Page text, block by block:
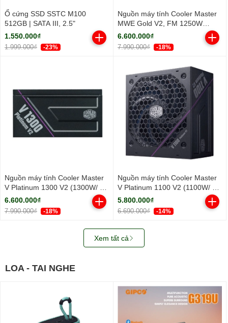
Ổ cứng SSD SSTC M100
512GB | SATA III, 2.5"
1.550.000₫
1.999.000₫ -23%
Nguồn máy tính Cooler Master
MWE Gold V2, FM 1250W
ATX3.1 A/EU Cable (80 Plus
Gold/ Full-Modular/ ATX/ Đen)
6.600.000₫
7.990.000₫ -18%
Nguồn máy tính Cooler Master
V Platinum 1300 V2 (1300W/ 80
Plus Platinum/ Full-Modular/
ATX/ Đen)
6.600.000₫
7.990.000₫ -18%
Nguồn máy tính Cooler Master
V Platinum 1100 V2 (1100W/ 80
Plus Platinum/ Full-Modular/
ATX/ Đen)
5.800.000₫
6.690.000₫ -14%
Xem tất cả
LOA - TAI NGHE